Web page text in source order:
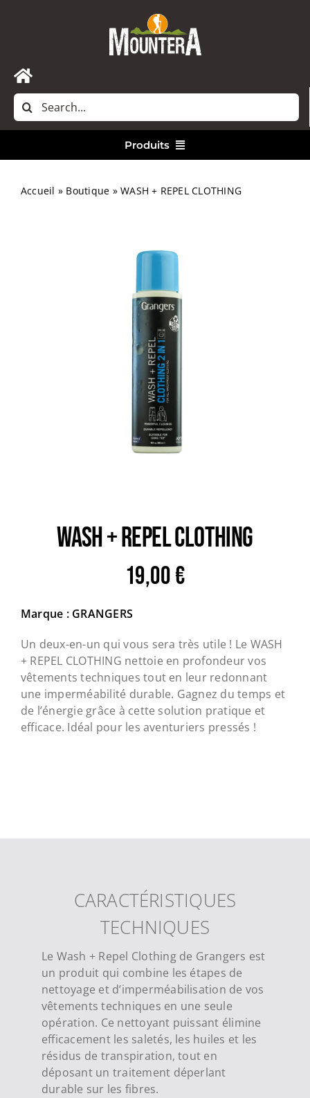
Toggle
Navigation
Accueil
Rechercher:
Produits
Escalade / Alpinisme
Bons Plans
Accueil » Boutique »WASH + REPEL CLOTHING
WASH + REPEL CLOTHING
19,00€
Marque : GRANGERS
Un deux-en-un qui vous sera très utile ! Le WASH
+ REPEL CLOTHING nettoie en profondeur vos
vêtements techniques tout en leur redonnant
une imperméabilité durable. Gagnez du temps et
de l’énergie grâce à cette solution pratique et
efficace. Idéal pour les aventuriers pressés !
CARACTÉRISTIQUES
TECHNIQUES
Le Wash + Repel Clothing de Grangers est
un produit qui combine les étapes de
nettoyage et d’imperméabilisation de vos
vêtements techniques en une seule
opération. Ce nettoyant puissant élimine
efficacement les saletés, les huiles et les
résidus de transpiration, tout en
déposant un traitement déperlant
durable sur les fibres.